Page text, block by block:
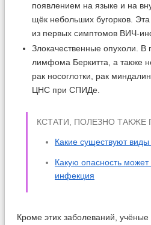
появлением на языке и на
щёк небольших бугорков.
из первых симптомов ВИЧ-
Злокачественные опухоли. В
лимфома Беркитта, а также
рак носоглотки, рак
ЦНС при СПИДе.
КСТАТИ, ПОЛЕЗНО ТАКЖЕ
Какие существуют виды
Какую опасность может
инфекция
Кроме этих заболеваний,